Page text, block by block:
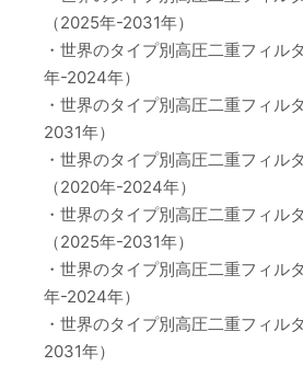
（2025年-2031年）
・世界のタイプ別高圧二重フィル
年-2024年）
・世界のタイプ別高圧二重フィル
2031年）
・世界のタイプ別高圧二重フィル
（2020年-2024年）
・世界のタイプ別高圧二重フィル
（2025年-2031年）
・世界のタイプ別高圧二重フィル
年-2024年）
・世界のタイプ別高圧二重フィル
2031年）